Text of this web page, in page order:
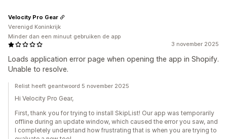
3 november 2025
Loads application error page when opening the app in Shopify.
Unable to resolve.
Velocity Pro Gear
Verenigd Koninkrijk
Minder dan een minuut gebruiken de app
Relist heeft geantwoord 5 november 2025
Hi Velocity Pro Gear,
First, thank you for trying to install SkipList! Our app was temporarily
offline during an update window, which caused the error you saw, and
I completely understand how frustrating that is when you are trying to